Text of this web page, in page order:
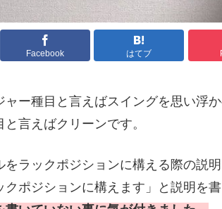
Facebook はてブ
ャー種目と言えばスイングを思い浮
言えばクリーンです。
をラックポジションに構える際の説
クポジションに構えます」と説明を